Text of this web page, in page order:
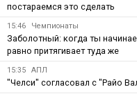
постараемся это сделать
15:46 Чемпионаты
Заболотный: когда ты
равно притягивает туда же
15:35 АПЛ
"Челси" согласовал с "Райо